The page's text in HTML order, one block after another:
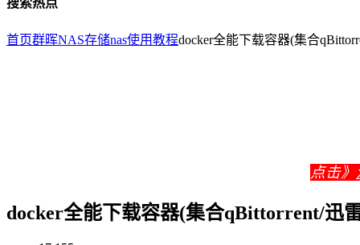
搜索热点
首页群晖NAS存储nas使用教程docker全能下载容器(集合
点击》
docker全能下载容器(集合qBittorrent/迅